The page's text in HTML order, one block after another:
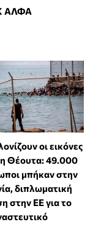
ΑΛΦΑ
οι εικόνες
Θέουτα: 49.000
μπήκαν στην
διπλωματική
στην ΕΕ για το